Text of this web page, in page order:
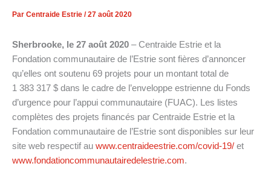
Par Centraide Estrie /27 août 2020
Sherbrooke, le 27 août 2020 – Centraide Estrie et la
Fondation communautaire de l’Estrie sont fières d’annoncer
qu’elles ont soutenu 69 projets pour un montant total de
1 383 317 $ dans le cadre de l’enveloppe estrienne du Fonds
d’urgence pour l’appui communautaire (FUAC). Les listes
complètes des projets financés par Centraide Estrie et la
Fondation communautaire de l’Estrie sont disponibles sur leur
site web respectif au www.centraideestrie.com/covid-19/ et
www.fondationcommunautairedelestrie.com.